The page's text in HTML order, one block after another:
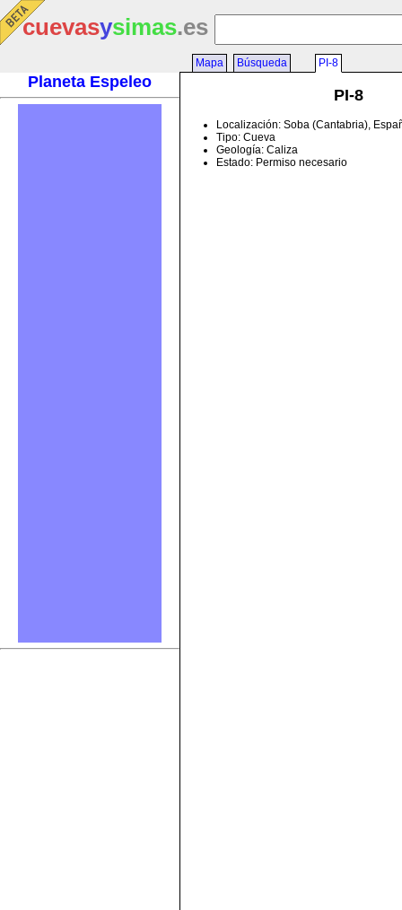
cuevasysimas.es
Planeta Espeleo
Mapa Búsqueda PI-8
PI-8
Localización: Soba (Cantabria),
Tipo: Cueva
Geología: Caliza
Estado: Permiso necesario